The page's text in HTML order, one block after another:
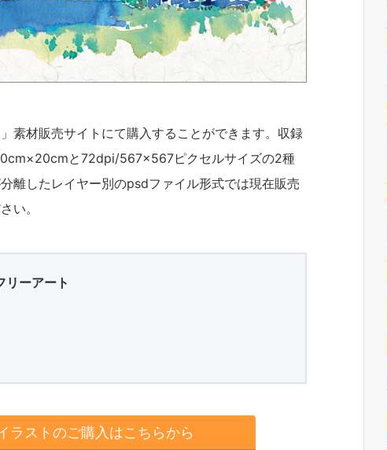
素材販売サイトにて購入することができます。収録
と72dpi/567×567ピクセルサイズの2種
離したレイヤー別のpsdファイル形式では現在販売
い。
リーアート
ラストのご購入はこちらから